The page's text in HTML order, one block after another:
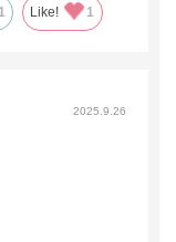
1 Like! 1
2025.9.26